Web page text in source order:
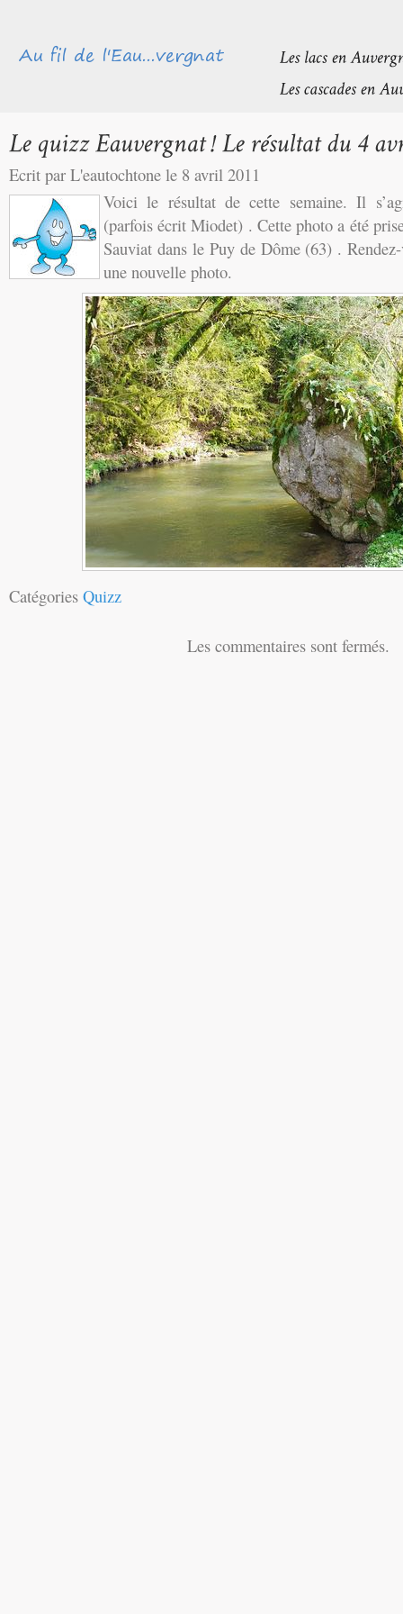
Ecrit par L'eautochtone le 8 avril 2011
Voici le résultat de cette semaine. Il
(parfois écrit Miodet) . Cette photo a été
Sauviat dans le Puy de Dôme (63) .
une nouvelle photo.
Catégories Quizz
Les commentaires sont fermés.